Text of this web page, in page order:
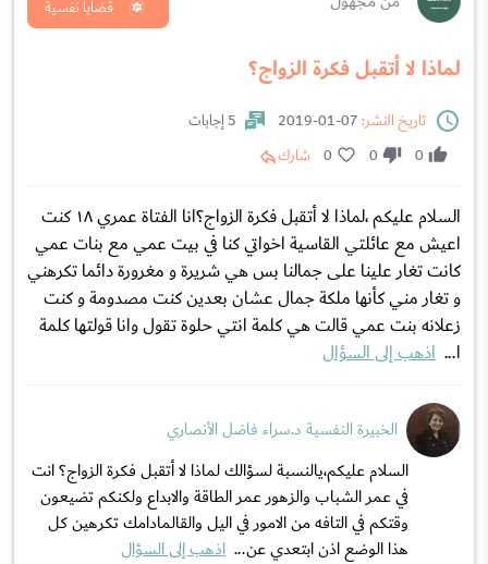
لماذا لا أتقبل فكرة الزواج؟
قضايا نفسية
تاريخ النشر:
5 إجابات
0
0
0 شارك
السلام عليكم ،لماذا لا أتقبل فكرة الزواج؟انا الفتاة عمري ١٨ كنت
اعيش مع عائلتي القاسية اخواتي كنا في بيت عمي مع بنات عمي
كانت تغار علينا على جمالنا بس هي شريرة و مغرورة دائما تكرهني
و تغار مني كأنها ملكة جمال عشان بعدين كنت مصدومة و كنت
زعلانه بنت عمي قالت هي كلمة انتي حلوة تقول وانا قولتها كلمة
ا... اذهب إلى السؤال
الخبيرة النفسية د.سراء فاضل الأنصاري
السلام عليكم،يالنسبة لسؤالك لماذا لا أتقبل فكرة الزواج؟ انت
في عمر الشباب والزهور عمر الطاقة والابداع ولكنكم تضيعون
وقتكم في التافه من الامور في اليل والقالمادامك تكرهين كل
هذا الوضع اذن ابتعدي عن... اذهب إلى السؤال